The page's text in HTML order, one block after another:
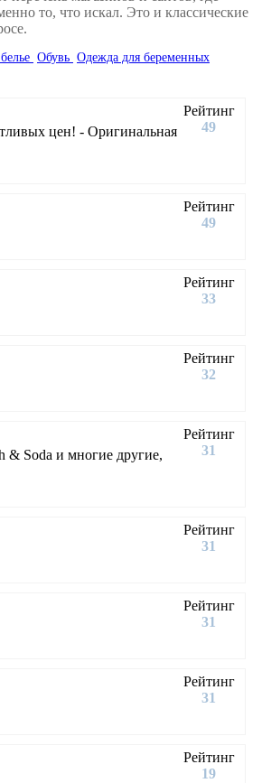
то, что искал. Это и классические
Обувь Одежда для беременных
Рейтинг
49
цен! - Оригинальная
Рейтинг
49
Рейтинг
33
Рейтинг
32
Рейтинг
31
& Soda и многие другие,
Рейтинг
31
Рейтинг
31
Рейтинг
31
Рейтинг
19